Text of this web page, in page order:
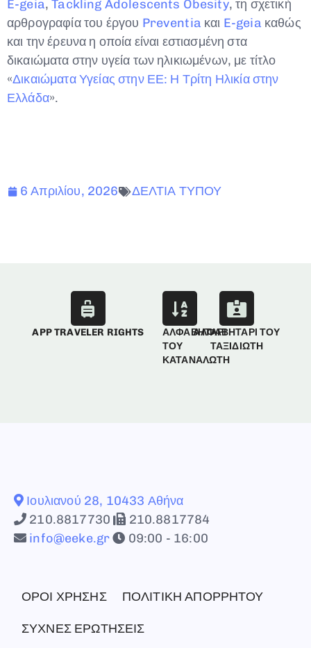
E-geia,Tackling Adolescents Obesity, τη σχετική
αρθρογραφία του έργου Preventia και E-geia καθώς
και την έρευνα η οποία είναι εστιασμένη στα
δικαιώματα στην υγεία των ηλικιωμένων, με τίτλο
«Δικαιώματα Υγείας στην ΕΕ: Η Τρίτη Ηλικία στην
Ελλάδα».
6 Απριλίου, 2026 ΔΕΛΤΙΑ ΤΥΠΟΥ
APP TRAVELER RIGHTS
ΑΛΦΑΒΗΤΑΡΙ
ΤΟΥ
ΚΑΤΑΝΑΛΩΤΗ
ΑΛΦΑΒΗΤΑΡΙ ΤΟΥ
ΤΑΞΙΔΙΩΤΗ
Ιουλιανού 28, 10433 Αθήνα
210.8817730
210.8817784
info@eeke.gr
09:00 - 16:00
ΟΡΟΙ ΧΡΗΣΗΣ ΠΟΛΙΤΙΚΗ ΑΠΟΡΡΗΤΟΥ
ΣΥΧΝΕΣ ΕΡΩΤΗΣΕΙΣ